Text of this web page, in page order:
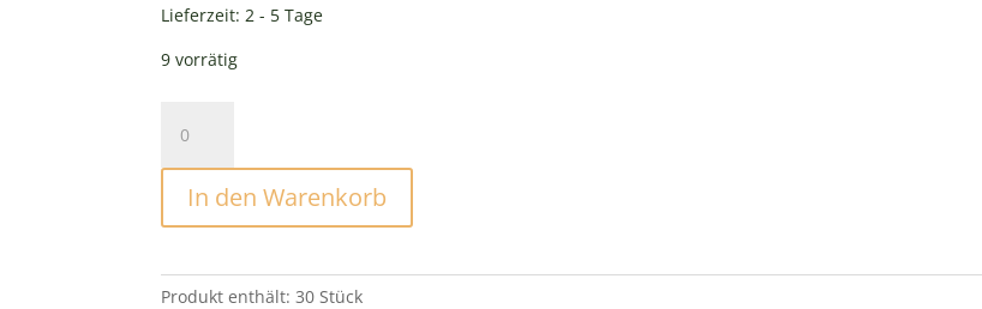
Lieferzeit:2 - 5 Tage
9 vorrätig
6mm
Ruby
Copper
Menge
In den Warenkorb
Produkt enthält: 30Stück